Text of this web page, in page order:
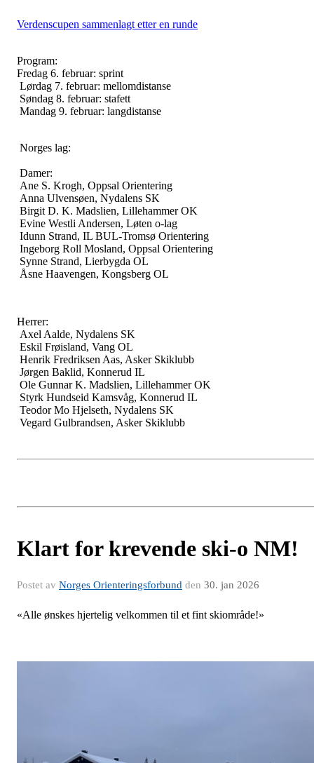
Verdenscupen sammenlagt etter en runde
Program:
Fredag 6. februar: sprint
Lørdag 7. februar: mellomdistanse
Søndag 8. februar: stafett
Mandag 9. februar: langdistanse
Norges lag:
Damer:
Ane S. Krogh, Oppsal Orientering
Anna Ulvensøen, Nydalens SK
Birgit D. K. Madslien, Lillehammer OK
Evine Westli Andersen, Løten o-lag
Idunn Strand, IL BUL-Tromsø Orientering
Ingeborg Roll Mosland, Oppsal Orientering
Synne Strand, Lierbygda OL
Åsne Haavengen, Kongsberg OL
Herrer:
Axel Aalde, Nydalens SK
Eskil Frøisland, Vang OL
Henrik Fredriksen Aas, Asker Skiklubb
Jørgen Baklid, Konnerud IL
Ole Gunnar K. Madslien, Lillehammer OK
Styrk Hundseid Kamsvåg, Konnerud IL
Teodor Mo Hjelseth, Nydalens SK
Vegard Gulbrandsen, Asker Skiklubb
Klart for krevende ski-o NM!
Postet av Norges Orienteringsforbund den 30. jan 2026
«Alle ønskes hjertelig velkommen til et fint skiområde!»